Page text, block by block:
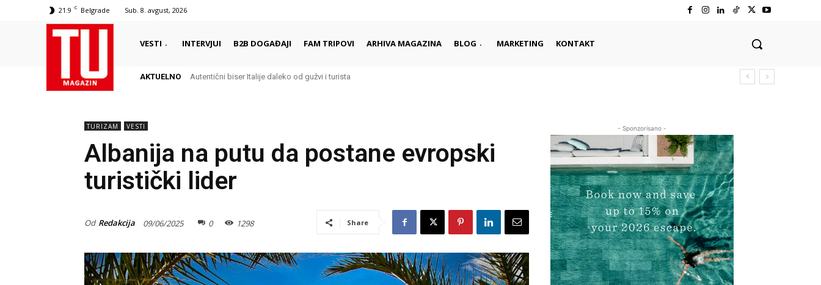
21.9 C Belgrade Sub. 8. avgust, 2026
VESTI INTERVJUI B2B DOGAĐAJI FAM TRIPOVI ARHIVA MAGAZINA BLOG MARKETING KONTAKT
AKTUELNO Autentični biser Italije daleko od gužvi i turista
TURIZAM VESTI
Albanija na putu da postane evropski
turistički lider
Od Redakcija 09/06/2025 0 1298 Share
- Sponzorisano -